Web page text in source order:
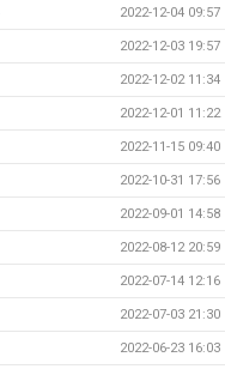
2022-12-04 09:57
2022-12-03 19:57
2022-12-02 11:34
2022-12-01 11:22
2022-11-15 09:40
2022-10-31 17:56
2022-09-01 14:58
2022-08-12 20:59
2022-07-14 12:16
2022-07-03 21:30
2022-06-23 16:03